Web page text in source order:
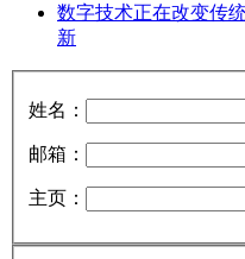
数字技术正在改变传
新
姓名：
邮箱：
主页：